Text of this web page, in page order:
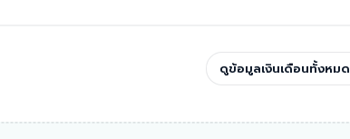
ดูข้อมูลเงินเดือนทั้งหมด